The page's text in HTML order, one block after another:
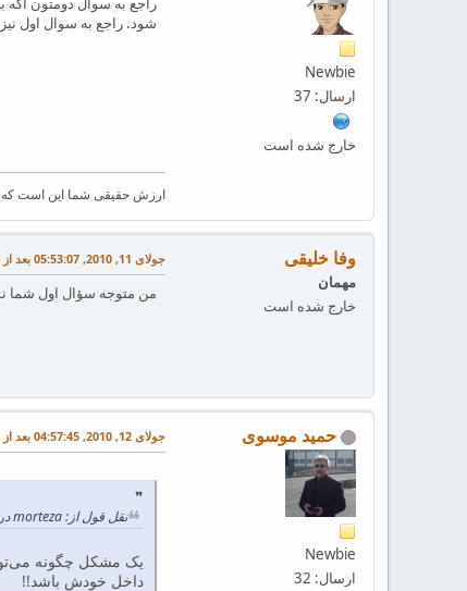
Newbie
ارسال: 37
خارج شده است
شود. راجع به سوال اول
ارزش حقیقی شما این است که
وفا خلیقی
مهمان
خارج شده است
جولای 11, 2010, 05:53:07 بعد از ظهر
من متوجه سؤال اول شما
حميد موسوی
Newbie
ارسال: 32
جولای 12, 2010, 04:57:45 بعد از ظهر
نقل قول از: morteza در جولای 11, 2010, 12:59:34 بعد از ظهر
یک مشکل چگونه
داخل خودش باشد!!